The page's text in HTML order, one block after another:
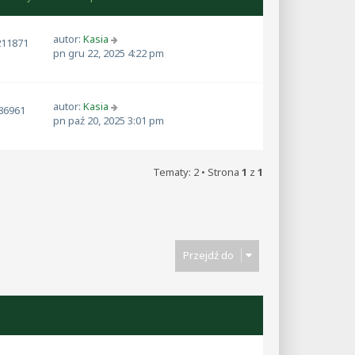
autor: Kasia
pn gru 22, 2025 4:22 pm
autor: Kasia
pn paź 20, 2025 3:01 pm
Tematy: 2 • Strona 1 z 1
Przejdź do